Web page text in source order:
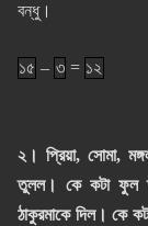
বন্ধু।
১৫ – ৩ = ১২
২। প্রিয়া, সোমা,
তুলল। কে কটা ফুল
ঠাকুরমাকে দিল। কে